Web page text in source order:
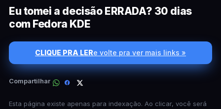
Eu tomei a decisão ERRADA? 30 dias
com Fedora KDE
CLIQUE PRA LERe volte pra ver mais links »
Compartilhar
Esta página existe apenas para indexação. Ao clicar, você será